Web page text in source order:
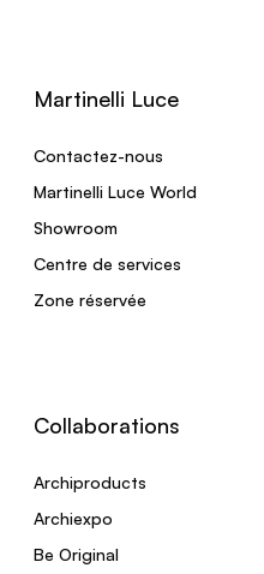
Martinelli Luce
Contactez-nous
Martinelli Luce World
Showroom
Centre de services
Zone réservée
Collaborations
Archiproducts
Archiexpo
Be Original